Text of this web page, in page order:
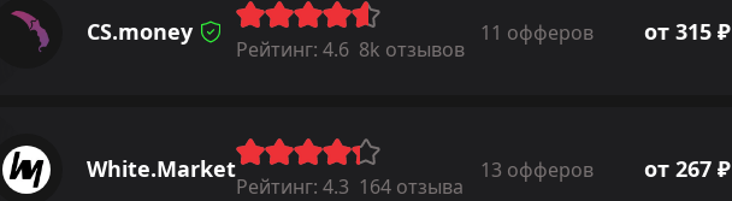
CS.money
Рейтинг: 4.6 8k отзывов
11 офферов от 315 ₽
White.Market
Рейтинг: 4.3 164 отзыва
13 офферов от 267 ₽